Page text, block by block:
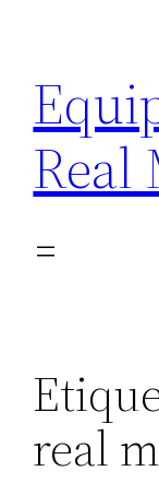
contenido
Real
real